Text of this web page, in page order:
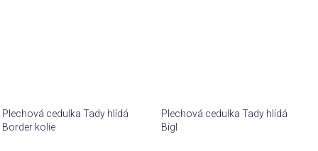
Plechová cedulka Tady hlídá
Border kolie
Plechová cedulka Tady hlídá
Bígl